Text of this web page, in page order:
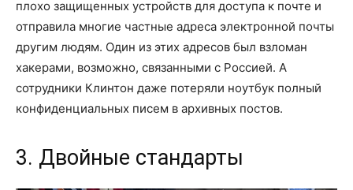
плохо защищенных устройств для доступа к почте и
отправила многие частные адреса электронной почты
другим людям. Один из этих адресов был взломан
хакерами, возможно, связанными с Россией. А
сотрудники Клинтон даже потеряли ноутбук полный
конфиденциальных писем в архивных постов.
3. Двойные стандарты